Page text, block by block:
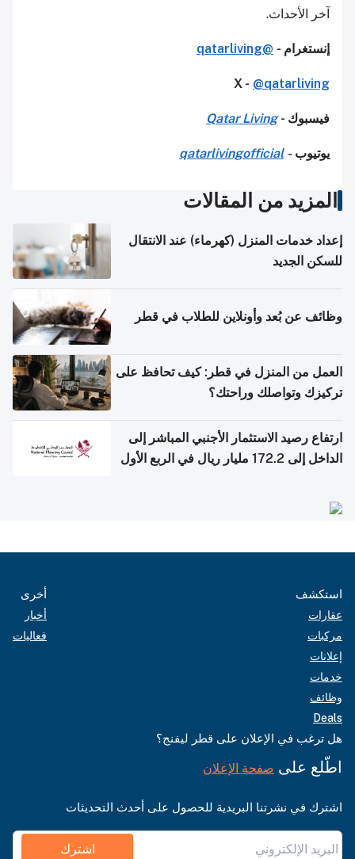
آخر الأحداث.
إنستغرام - @qatarliving
X - @qatarliving
فيسبوك -Qatar Living
يوتيوب-
qatarlivingofficial
المزيد من المقالات
إعداد خدمات المنزل (كهرماء) عند الانتقال
للسكن الجديد
وظائف عن بُعد وأونلاين للطلاب في قطر
العمل من المنزل في قطر: كيف تحافظ على
تركيزك وتواصلك وراحتك؟
ارتفاع رصيد الاستثمار الأجنبي المباشر إلى
الداخل إلى 172.2 مليار ريال في الربع الأول
استكشف
عقارات
مركبات
إعلانات
خدمات
وظائف
Deals
أخرى
أخبار
فعاليات
هل ترغب في الإعلان على قطر ليفنج؟
اطّلع على صفحة الإعلان
اشترك في نشرتنا البريدية للحصول على أحدث التحديثات
اشترك